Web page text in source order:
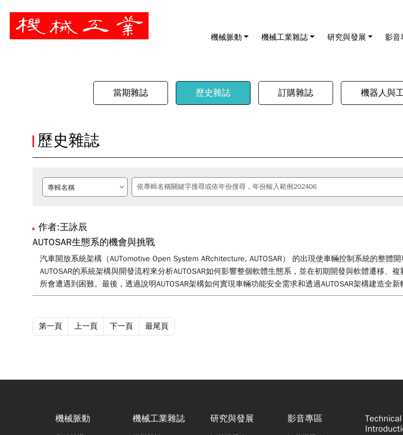
機械脈動 機械工業雜誌 研究與發展 影音
暫停
當期雜誌 歷史雜誌 訂購雜誌 機器人與
歷史雜誌
作者:王詠辰
AUTOSAR生態系的機會與挑戰
汽車開放系統架構（AUTomotive Open System ARchitecture, AUTOSAR） 的出現使車輛控制系統的整體
AUTOSAR的系統架構與開發流程來分析AUTOSAR如何影響整個軟體生態系，並在初期開發與軟體遷移、
所會遭遇到困難。最後，透過說明AUTOSAR架構如何實現車輛功能安全需求和透過AUTOSAR架構建造全
第一頁 上一頁 下一頁 最尾頁
機械脈動 機械工業雜誌 研究與發展 影音專區
Technical